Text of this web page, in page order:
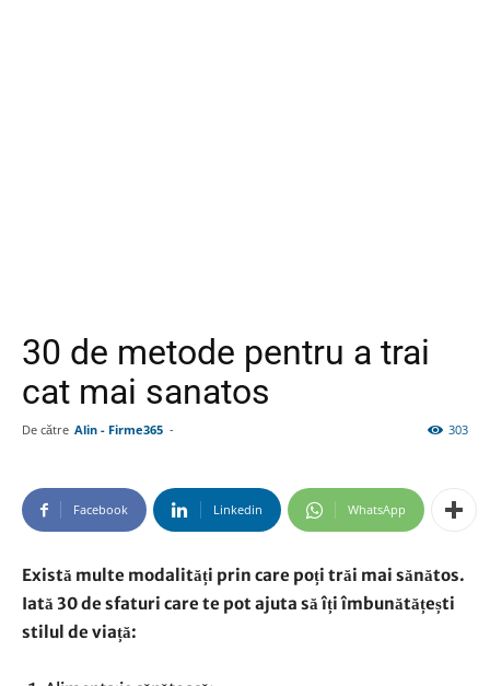
30 de metode pentru a trai
cat mai sanatos
De către Alin - Firme365 - 303
Facebook Linkedin WhatsApp
Există multe modalități prin care poți trăi mai sănătos.
Iată 30 de sfaturi care te pot ajuta să îți îmbunătățești
stilul de viață: